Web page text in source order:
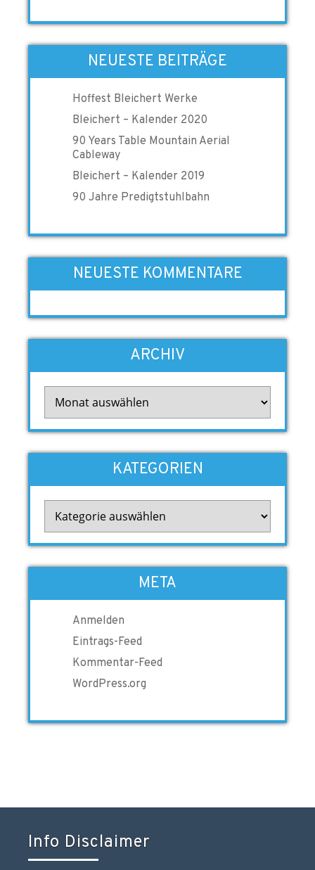
NEUESTE BEITRÄGE
Hoffest Bleichert Werke
Bleichert – Kalender 2020
90 Years Table Mountain Aerial
Cableway
Bleichert – Kalender 2019
90 Jahre Predigtstuhlbahn
NEUESTE KOMMENTARE
ARCHIV
KATEGORIEN
META
Anmelden
Eintrags-Feed
Kommentar-Feed
WordPress.org
Info Disclaimer